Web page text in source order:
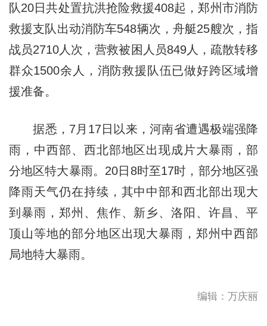
队20日共处置抗洪抢险救援408起，郑州市消防
救援支队出动消防车548辆次，舟艇25艘次，指
战员2710人次，营救被困人员849人，疏散转移
群众1500余人，消防救援队伍已做好跨区域增
援准备。
据悉，7月17日以来，河南省遭遇极端强降
雨，中西部、西北部地区出现成片大暴雨，部
分地区特大暴雨。20日8时至17时，部分地区强
降雨天气仍在持续，其中中部和西北部出现大
到暴雨，郑州、焦作、新乡、洛阳、许昌、平
顶山等地的部分地区出现大暴雨，郑州中西部
局地特大暴雨。
编辑：万庆丽